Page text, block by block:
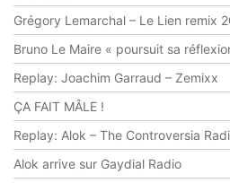
Grégory Lemarchal – Le Lien remix
Bruno Le Maire « poursuit sa
Replay: Joachim Garraud – Zemixx
ÇA FAIT MÂLE !
Replay: Alok – The Controversia
Alok arrive sur Gaydial Radio